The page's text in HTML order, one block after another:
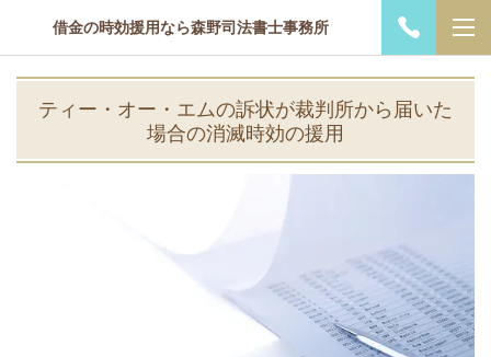
借金の時効援用なら森野司法書士事務所
ティー・オー・エムの訴状が裁判所から届いた
場合の消滅時効の援用